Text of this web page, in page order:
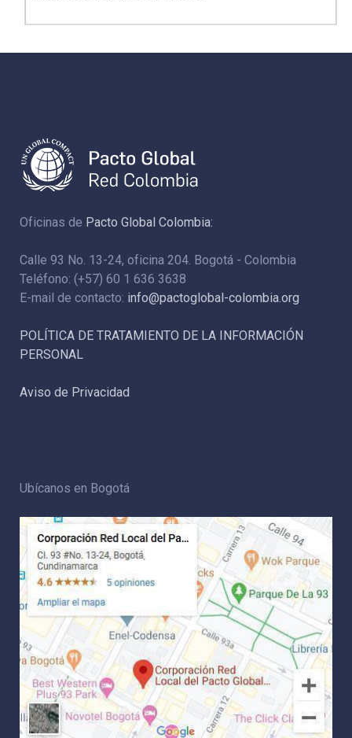
Oficinas de Pacto Global Colombia:
Calle 93 No. 13-24, oficina 204. Bogotá - Colombia
Teléfono: (+57) 60 1 636 3638
E-mail de contacto: info@pactoglobal-colombia.org
POLÍTICA DE TRATAMIENTO DE LA INFORMACIÓN
PERSONAL
Aviso de Privacidad
Ubícanos en Bogotá